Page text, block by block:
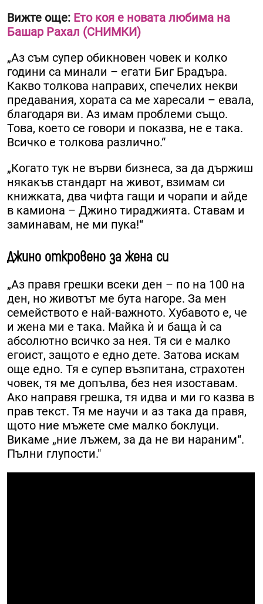
Вижте още: Ето коя е новата любима на
Башар Рахал (СНИМКИ)
„Аз съм супер обикновен човек и колко
години са минали – егати Биг Брадъра.
Какво толкова направих, спечелих некви
предавания, хората са ме харесали – евала,
благодаря ви. Аз имам проблеми също.
Това, което се говори и показва, не е така.
Всичко е толкова различно.“
„Когато тук не върви бизнеса, за да държиш
някакъв стандарт на живот, взимам си
книжката, два чифта гащи и чорапи и айде
в камиона – Джино тираджията. Ставам и
заминавам, не ми пука!“
Джино откровено за жена си
„Аз правя грешки всеки ден – по на 100 на
ден, но животът ме бута нагоре. За мен
семейството е най-важното. Хубавото е, че
и жена ми е така. Майка ѝ и баща ѝ са
абсолютно всичко за нея. Тя си е малко
егоист, защото е едно дете. Затова искам
още едно. Тя е супер възпитана, страхотен
човек, тя ме допълва, без нея изоставам.
Ако направя грешка, тя идва и ми го казва в
прав текст. Тя ме научи и аз така да правя,
щото ние мъжете сме малко боклуци.
Викаме „ние лъжем, за да не ви нараним“.
Пълни глупости."